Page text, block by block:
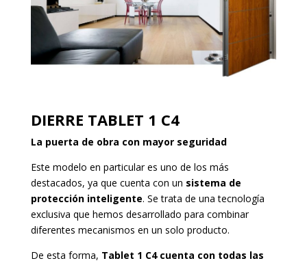
DIERRE TABLET 1 C4
La puerta de obra con mayor seguridad
Este modelo en particular es uno de los más
destacados, ya que cuenta con un sistema de
protección inteligente. Se trata de una tecnología
exclusiva que hemos desarrollado para combinar
diferentes mecanismos en un solo producto.
De esta forma, Tablet 1 C4 cuenta con todas las